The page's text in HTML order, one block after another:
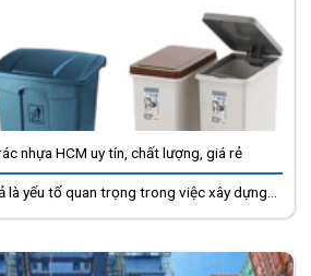
nhựa HCM uy tín, chất lượng, giá rẻ
là yếu tố quan trọng trong việc xây dựng...